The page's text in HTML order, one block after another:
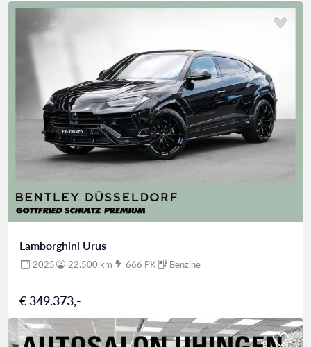
Lamborghini Urus
2025 22.500 km 666 PK Benzine
€ 349.373,-